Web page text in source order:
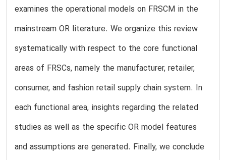
examines the operational models on FRSCM in the
mainstream OR literature. We organize this review
systematically with respect to the core functional
areas of FRSCs, namely the manufacturer, retailer,
consumer, and fashion retail supply chain system. In
each functional area, insights regarding the related
studies as well as the specific OR model features
and assumptions are generated. Finally, we conclude